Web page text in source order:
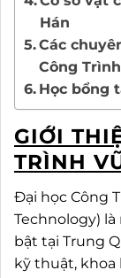
Hán
Các
Công
Học bổng
GIỚI
TRÌNH
Đại học Công
Technology)
bật tại Trung
kỹ thuật, khoa